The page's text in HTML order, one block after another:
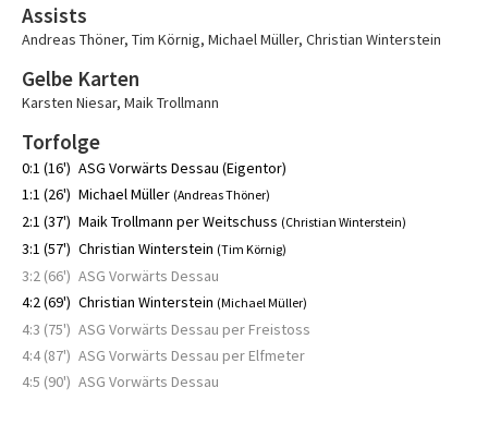
Assists
Andreas Thöner, Tim Körnig, Michael Müller, Christian Winterstein
Gelbe Karten
Karsten Niesar, Maik Trollmann
Torfolge
0:1 (16') ASG Vorwärts Dessau (Eigentor)
1:1 (26') Michael Müller (Andreas Thöner)
2:1 (37') Maik Trollmann per Weitschuss (Christian Winterstein)
3:1 (57') Christian Winterstein (Tim Körnig)
3:2 (66') ASG Vorwärts Dessau
4:2 (69') Christian Winterstein (Michael Müller)
4:3 (75') ASG Vorwärts Dessau per Freistoss
4:4 (87') ASG Vorwärts Dessau per Elfmeter
4:5 (90') ASG Vorwärts Dessau